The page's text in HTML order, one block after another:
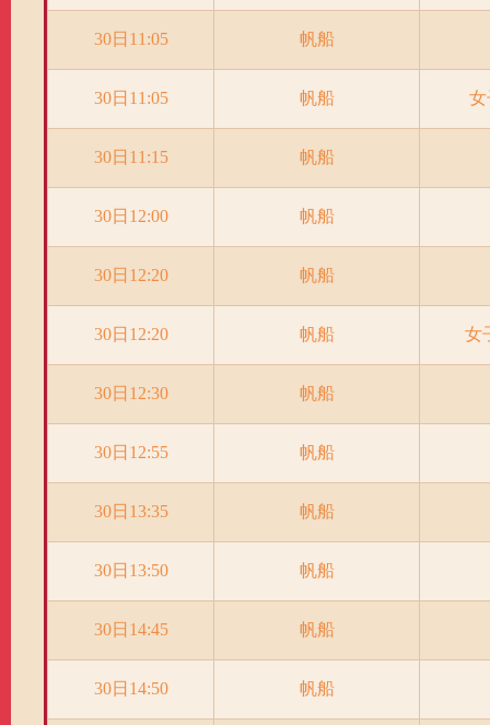
30日11:05 帆船
30日11:05 帆船 女
30日11:15 帆船
30日12:00 帆船
30日12:20 帆船
30日12:20 帆船 女
30日12:30 帆船
30日12:55 帆船
30日13:35 帆船
30日13:50 帆船
30日14:45 帆船
30日14:50 帆船